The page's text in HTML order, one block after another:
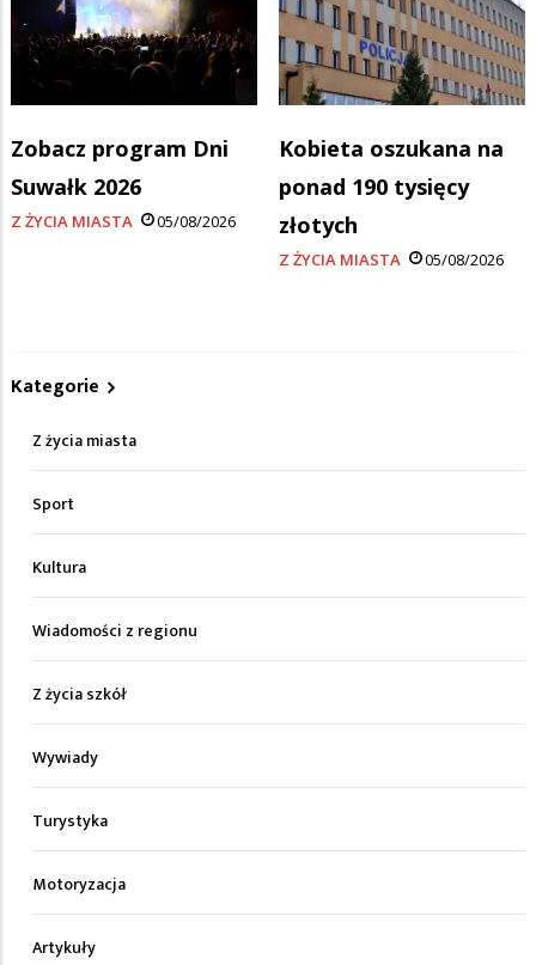
Zobacz program Dni
Suwałk 2026
Z ŻYCIA MIASTA 05/08/2026
Kobieta oszukana na
ponad 190 tysięcy
złotych
Z ŻYCIA MIASTA 05/08/2026
Kategorie
Z życia miasta
Sport
Kultura
Wiadomości z regionu
Z życia szkół
Wywiady
Turystyka
Motoryzacja
Artykuły